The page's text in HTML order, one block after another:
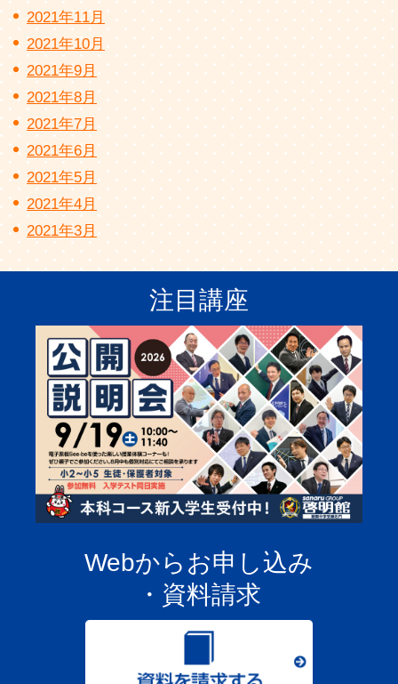
2021年11月
2021年10月
2021年9月
2021年8月
2021年7月
2021年6月
2021年5月
2021年4月
2021年3月
注目講座
Webからお申し込み
・資料請求